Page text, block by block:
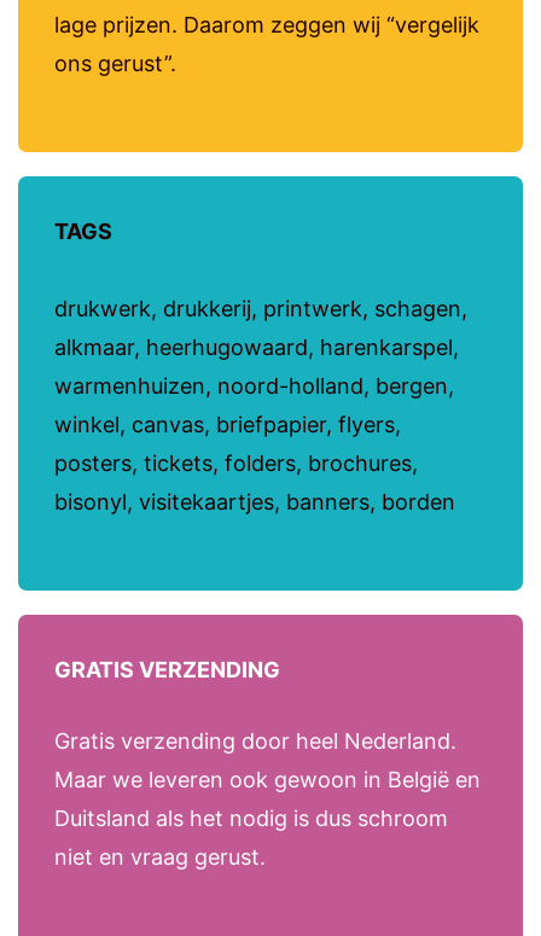
lage prijzen. Daarom zeggen wij “vergelijk
ons gerust”.
TAGS
drukwerk, drukkerij, printwerk, schagen,
alkmaar, heerhugowaard, harenkarspel,
warmenhuizen, noord-holland, bergen,
winkel, canvas, briefpapier, flyers,
posters, tickets, folders, brochures,
bisonyl, visitekaartjes, banners, borden
GRATIS VERZENDING
Gratis verzending door heel Nederland.
Maar we leveren ook gewoon in België en
Duitsland als het nodig is dus schroom
niet en vraag gerust.